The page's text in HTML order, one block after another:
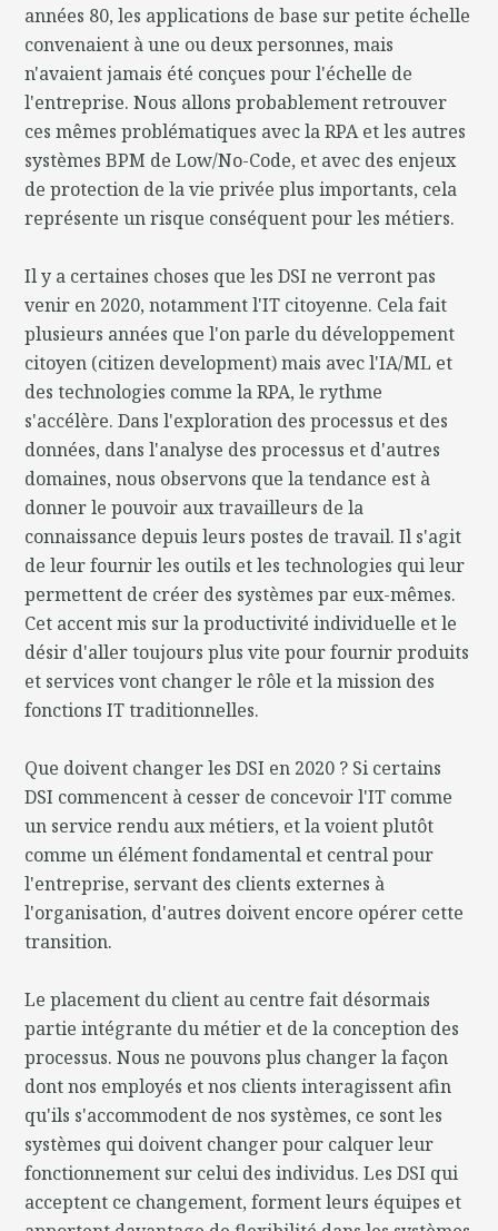
années 80, les applications de base sur petite échelle
convenaient à une ou deux personnes, mais
n'avaient jamais été conçues pour l'échelle de
l'entreprise. Nous allons probablement retrouver
ces mêmes problématiques avec la RPA et les autres
systèmes BPM de Low/No-Code, et avec des enjeux
de protection de la vie privée plus importants, cela
représente un risque conséquent pour les métiers.
Il y a certaines choses que les DSI ne verront pas
venir en 2020, notamment l'IT citoyenne. Cela fait
plusieurs années que l'on parle du développement
citoyen (citizen development) mais avec l'IA/ML et
des technologies comme la RPA, le rythme
s'accélère. Dans l'exploration des processus et des
données, dans l'analyse des processus et d'autres
domaines, nous observons que la tendance est à
donner le pouvoir aux travailleurs de la
connaissance depuis leurs postes de travail. Il s'agit
de leur fournir les outils et les technologies qui leur
permettent de créer des systèmes par eux-mêmes.
Cet accent mis sur la productivité individuelle et le
désir d'aller toujours plus vite pour fournir produits
et services vont changer le rôle et la mission des
fonctions IT traditionnelles.
Que doivent changer les DSI en 2020 ? Si certains
DSI commencent à cesser de concevoir l'IT comme
un service rendu aux métiers, et la voient plutôt
comme un élément fondamental et central pour
l'entreprise, servant des clients externes à
l'organisation, d'autres doivent encore opérer cette
transition.
Le placement du client au centre fait désormais
partie intégrante du métier et de la conception des
processus. Nous ne pouvons plus changer la façon
dont nos employés et nos clients interagissent afin
qu'ils s'accommodent de nos systèmes, ce sont les
systèmes qui doivent changer pour calquer leur
fonctionnement sur celui des individus. Les DSI qui
acceptent ce changement, forment leurs équipes et